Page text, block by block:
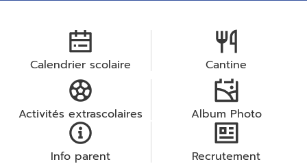
Calendrier scolaire Cantine
Activités extrascolaires Album Photo
Info parent Recrutement